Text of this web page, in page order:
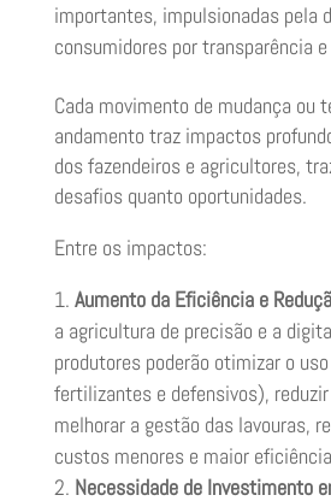
importantes, impulsionadas pela
consumidores por transparência
Cada movimento de mudança ou
andamento traz impactos
dos fazendeiros e agricultores,
desafios quanto oportunidades.
Entre os impactos:
Aumento da Eficiência e
a agricultura de precisão e a
produtores poderão otimizar o
fertilizantes e defensivos),
melhorar a gestão das lavouras,
custos menores e maior
Necessidade de Investimento